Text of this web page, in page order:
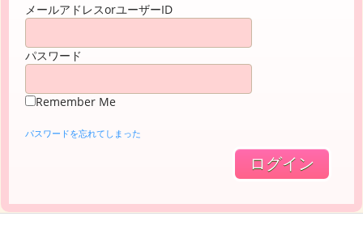
メールアドレスorユーザーID
パスワード
Remember Me
パスワードを忘れてしまった